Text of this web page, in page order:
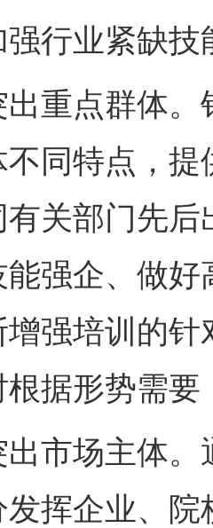
行业紧缺
点群体。
同特点，
关部门先
强企、做
强培训的
据形势需
场主体。
挥企业、